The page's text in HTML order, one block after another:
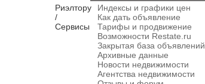
Риэлтору
/
Сервисы
Индексы и графики цен
Как дать объявление
Тарифы и продвижение
Возможности Restate.ru
Закрытая база объявлений
Архивные данные
Новости недвижимости
Агентства недвижимости